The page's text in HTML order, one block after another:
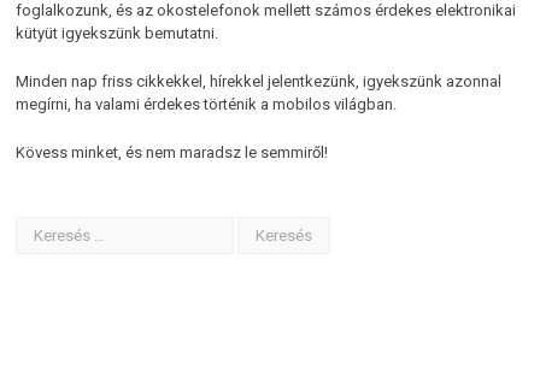
foglalkozunk, és az okostelefonok mellett számos érdekes elektronikai
kütyüt igyekszünk bemutatni.
Minden nap friss cikkekkel, hírekkel jelentkezünk, igyekszünk azonnal
megírni, ha valami érdekes történik a mobilos világban.
Kövess minket, és nem maradsz le semmiről!